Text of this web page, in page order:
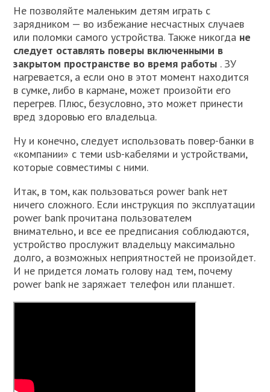
Не позволяйте маленьким детям играть с
зарядником — во избежание несчастных случаев
или поломки самого устройства. Также никогда не
следует оставлять поверы включенными в
закрытом пространстве во время работы . ЗУ
нагревается, а если оно в этот момент находится
в сумке, либо в кармане, может произойти его
перегрев. Плюс, безусловно, это может принести
вред здоровью его владельца.
Ну и конечно, следует использовать повер-банки в
«компании» с теми usb-кабелями и устройствами,
которые совместимы с ними.
Итак, в том, как пользоваться power bank нет
ничего сложного. Если инструкция по эксплуатации
power bank прочитана пользователем
внимательно, и все ее предписания соблюдаются,
устройство прослужит владельцу максимально
долго, а возможных неприятностей не произойдет.
И не придется ломать голову над тем, почему
power bank не заряжает телефон или планшет.